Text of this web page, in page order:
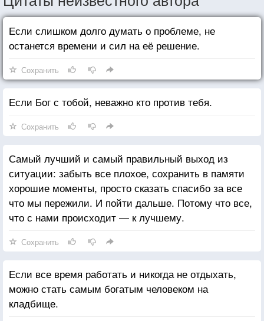
Если слишком долго думать о проблеме, не
останется времени и сил на её решение.
Сохранить
Если Бог с тобой, неважно кто против тебя.
Сохранить
Самый лучший и самый правильный выход из
ситуации: забыть все плохое, сохранить в памяти
хорошие моменты, просто сказать спасибо за все
что мы пережили. И пойти дальше. Потому что все,
что с нами происходит — к лучшему.
Сохранить
Если все время работать и никогда не отдыхать,
можно стать самым богатым человеком на
кладбище.